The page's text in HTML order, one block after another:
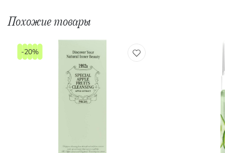
Похожие товары
-20%